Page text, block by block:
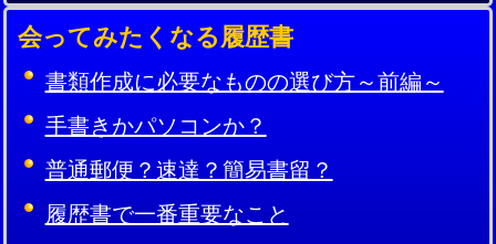
会ってみたくなる履歴書
書類作成に必要なものの選び方～前編～
手書きかパソコンか？
普通郵便？速達？簡易書留？
履歴書で一番重要なこと